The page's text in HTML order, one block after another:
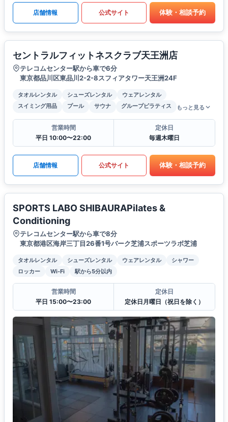
店舗情報 公式サイト 体験・相談予約
セントラルフィットネスクラブ天王洲店
テレコムセンター駅から車で6分
東京都品川区東品川2-2-8スフィアタワー天王洲24F
タオルレンタル シューズレンタル
ウェアレンタル
スイミング用品
プール サウナ グループピラティス もっと見る
営業時間
平日 10:00〜22:00
定休日
毎週木曜日
店舗情報 公式サイト 体験・相談予約
SPORTS LABO SHIBAURAPilates &
Conditioning
テレコムセンター駅から車で8分
東京都港区海岸三丁目26番1号バーク芝浦スポーツラボ芝浦
タオルレンタル シューズレンタル ウェアレンタル
シャワー
ロッカー
Wi-Fi 駅から5分以内
営業時間
平日 15:00〜23:00
定休日
定休日月曜日（祝日を除く）